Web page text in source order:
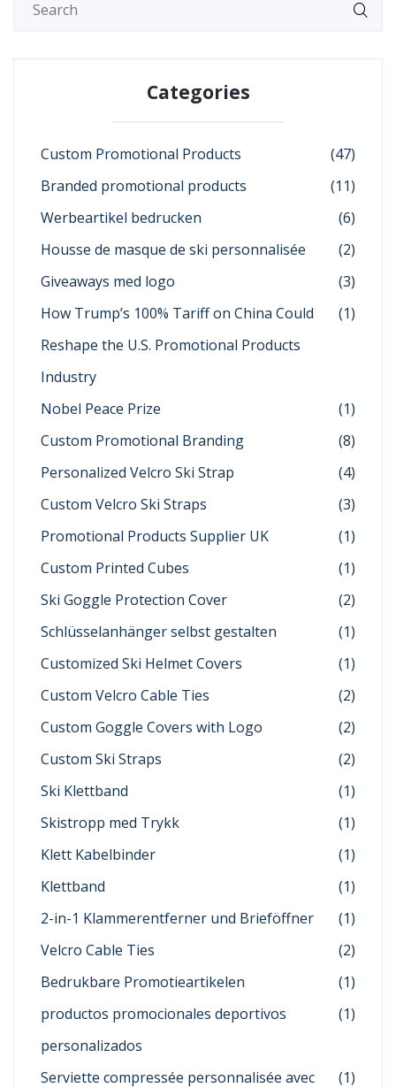
Categories
Custom Promotional Products
(47)
Branded promotional products
(11)
Werbeartikel bedrucken
(6)
Housse de masque de ski personnalisée
(2)
Giveaways med logo
(3)
How Trump’s 100% Tariff on China Could
Reshape the U.S. Promotional Products
Industry
(1)
Nobel Peace Prize
(1)
Custom Promotional Branding
(8)
Personalized Velcro Ski Strap
(4)
Custom Velcro Ski Straps
(3)
Promotional Products Supplier UK
(1)
Custom Printed Cubes
(1)
Ski Goggle Protection Cover
(2)
Schlüsselanhänger selbst gestalten
(1)
Customized Ski Helmet Covers
(1)
Custom Velcro Cable Ties
(2)
Custom Goggle Covers with Logo
(2)
Custom Ski Straps
(2)
Ski Klettband
(1)
Skistropp med Trykk
(1)
Klett Kabelbinder
(1)
Klettband
(1)
2-in-1 Klammerentferner und Brieföffner
(1)
Velcro Cable Ties
(2)
Bedrukbare Promotieartikelen
(1)
productos promocionales deportivos
personalizados
(1)
Serviette compressée personnalisée avec
(1)